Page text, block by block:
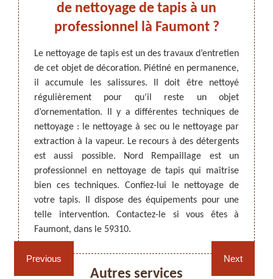
ARTISAN DEZITTER , REMPAILLAGE -
CANNAGE - RECOLLAGE, 59 NORD
Rempaillage fauteuil,
chaises et sièges 59
Cannage fauteuil, chaises
et sièges 59
Previous
être
car
vos
à qui
de
le si
de nettoyage de tapis à un
professionnel là Faumont ?
Le nettoyage de tapis est un des travaux d’entretien
de cet objet de décoration. Piétiné en permanence,
il accumule les salissures. Il doit être nettoyé
régulièrement pour qu’il reste un objet
d’ornementation. Il y a différentes techniques de
nettoyage : le nettoyage à sec ou le nettoyage par
extraction à la vapeur. Le recours à des détergents
est aussi possible. Nord Rempaillage est un
professionnel en nettoyage de tapis qui maîtrise
bien ces techniques. Confiez-lui le nettoyage de
votre tapis. Il dispose des équipements pour une
telle intervention. Contactez-le si vous êtes à
Faumont, dans le 59310.
Les
pour
et
Next
Autres services